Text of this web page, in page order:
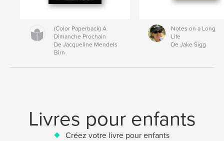
(Color Paperback) A
Dimanche Prochain
De Jacqueline Mendels
Birn
Notes on a Long
Life
De Jake Sigg
Livres pour enfants
Créez votre livre pour enfants